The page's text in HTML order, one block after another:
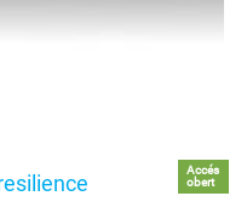
Accés
obert